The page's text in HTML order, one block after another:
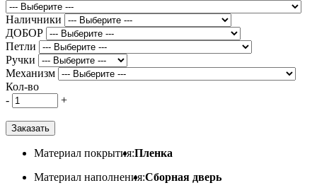
Наличники
ДОБОР
Петли
Ручки
Механизм
Кол-во
-
+
Заказать
Материал покрытия:Пленка
Материал наполнения:Сборная дверь